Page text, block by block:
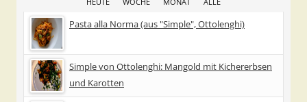
Pasta alla Norma (aus "Simple", Ottolenghi)
Simple von Ottolenghi: Mangold mit Kichererbsen
und Karotten